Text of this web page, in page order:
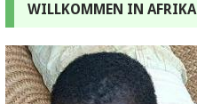
WILLKOMMEN IN AFRIKA